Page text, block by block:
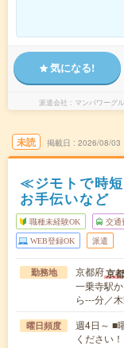
気になる!
派遣会社 マンパワーグ
未読 掲載日 2026/08/03
≪ジモトで時
お手伝いなど
職種未経験OK 交通
WEB登録OK 派遣
勤務地 京都府京
一乗寺駅
ら---分／
曜日頻度
週4日～ ■
ください！